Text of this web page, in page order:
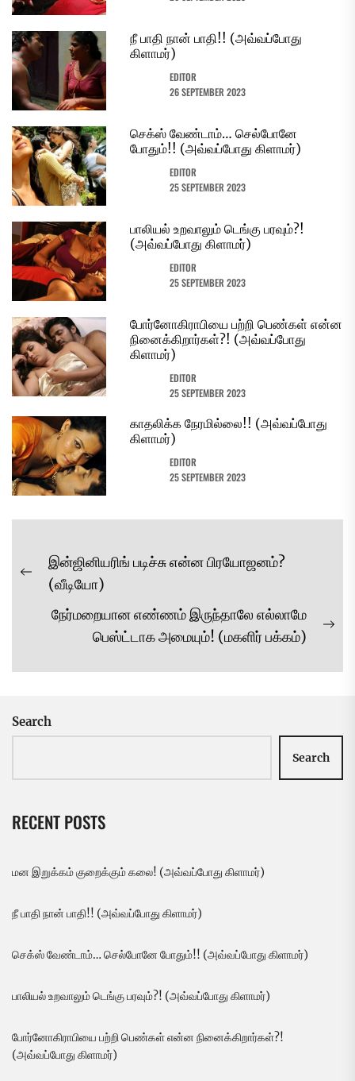
நீ பாதி நான் பாதி!! (அவ்வப்போது
கிளாமர்)
EDITOR
26 SEPTEMBER 2023
செக்ஸ் வேண்டாம்… செல்போனே
போதும்!! (அவ்வப்போது கிளாமர்)
EDITOR
25 SEPTEMBER 2023
பாலியல் உறவாலும் டெங்கு பரவும்?!
(அவ்வப்போது கிளாமர்)
EDITOR
25 SEPTEMBER 2023
போர்னோகிராபியை பற்றி பெண்கள் என்ன
நினைக்கிறார்கள்?! (அவ்வப்போது
கிளாமர்)
EDITOR
25 SEPTEMBER 2023
காதலிக்க நேரமில்லை!! (அவ்வப்போது
கிளாமர்)
EDITOR
25 SEPTEMBER 2023
Post
navigation
Previous
இன்ஜினியரிங் படிச்சு என்ன பிரயோஜனம்?
(வீடியோ)
நேர்மறையான எண்ணம் இருந்தாலே எல்லாமே
பெஸ்ட்டாக அமையும்! (மகளிர் பக்கம்)
Search
Search
RECENT POSTS
மன இறுக்கம் குறைக்கும் கலை! (அவ்வப்போது கிளாமர்)
நீ பாதி நான் பாதி!! (அவ்வப்போது கிளாமர்)
செக்ஸ் வேண்டாம்… செல்போனே போதும்!! (அவ்வப்போது கிளாமர்)
பாலியல் உறவாலும் டெங்கு பரவும்?! (அவ்வப்போது கிளாமர்)
போர்னோகிராபியை பற்றி பெண்கள் என்ன நினைக்கிறார்கள்?!
(அவ்வப்போது கிளாமர்)